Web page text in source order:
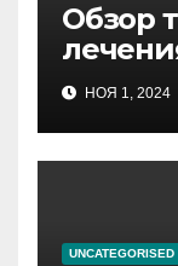
Обзор
НОЯ 1, 2024
UNCATEGORISED